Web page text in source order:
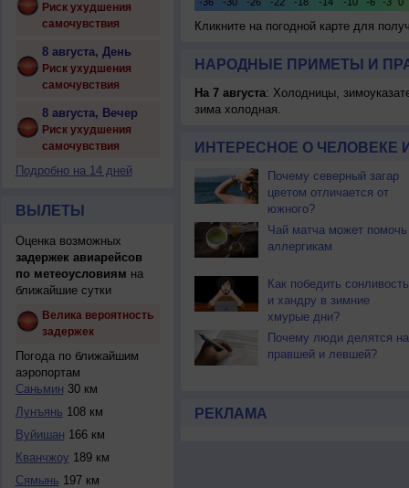
Риск ухудшения
самочувствия
8 августа, День
Риск ухудшения
самочувствия
8 августа, Вечер
Риск ухудшения
самочувствия
Подробно на 14 дней
ВЫЛЕТЫ
Оценка возможных
задержек авиарейсов
по метеоусловиям на
ближайшие сутки
Велика вероятность
задержек
Погода по ближайшим
аэропортам
Саньмин 30 км
Лунъянь 108 км
Вуйишан 166 км
Кванчжоу 189 км
Сямынь 197 км
Кликните на погодной карте для
НАРОДНЫЕ ПРИМЕТЫ И
На 7 августа: Холодницы,
зима холодная.
ИНТЕРЕСНОЕ О ЧЕЛОВЕКЕ
Почему северный загар
цветом отличается от
южного?
Чай матча может помочь
аллергикам
Как победить сонливость
и хандру в зимние
хмурые дни?
Почему люди делятся на
правшей и левшей?
РЕКЛАМА